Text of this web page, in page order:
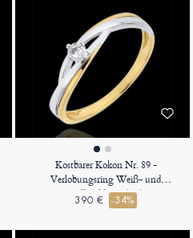
Kostbarer Kokon Nr. 89 -
Verlobungsring Weiß- und
Gelbgold 375 (9K)
390 € -34%